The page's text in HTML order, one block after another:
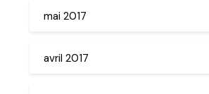
mai 2017
avril 2017